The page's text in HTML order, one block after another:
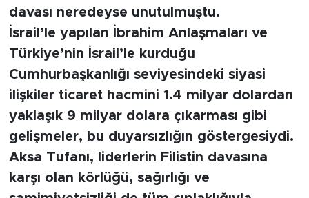
davası neredeyse unutulmuştu.
İsrail’le yapılan İbrahim Anlaşmaları ve
Türkiye’nin İsrail’le kurduğu
Cumhurbaşkanlığı seviyesindeki siyasi
ilişkiler ticaret hacmini 1.4 milyar dolardan
yaklaşık 9 milyar dolara çıkarması gibi
gelişmeler, bu duyarsızlığın göstergesiydi.
Aksa Tufanı, liderlerin Filistin davasına
karşı olan körlüğü, sağırlığı ve